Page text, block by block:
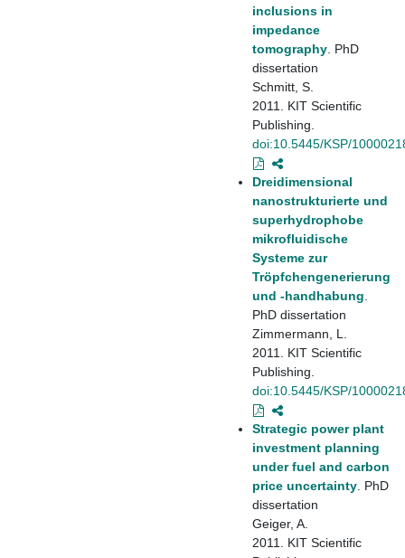
inclusions in
impedance
tomography . PhD
dissertation
Schmitt, S.
2011. KIT Scientific
Publishing.
doi:10.5445/KSP/
Dreidimensional
nanostrukturierte und
superhydrophobe
mikrofluidische
Systeme zur
Tröpfchengenerierung
und -handhabung
PhD dissertation
Zimmermann, L.
2011. KIT Scientific
Publishing.
doi:10.5445/KSP/
Strategic power plant
investment planning
under fuel and carbon
price uncertainty . PhD
dissertation
Geiger, A.
2011. KIT Scientific